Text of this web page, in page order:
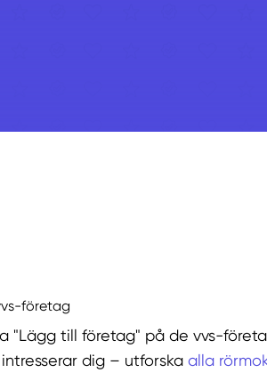
företag
"Lägg till företag" på de vvs-
dig – utforska alla